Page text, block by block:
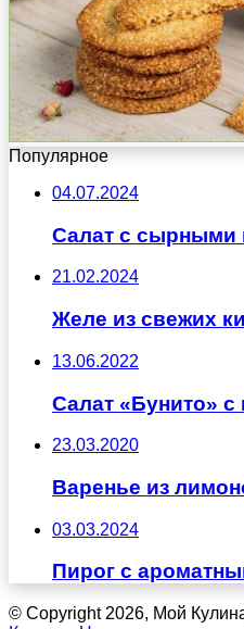
Популярное
04.07.2024
Салат с сырными
21.02.2024
Желе из свежих
13.06.2022
Салат «Бунито»
23.03.2020
Варенье из
03.03.2024
Пирог с
© Copyright 2026, Мой